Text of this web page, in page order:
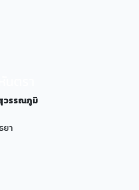
วรรณภูมิ
ยา